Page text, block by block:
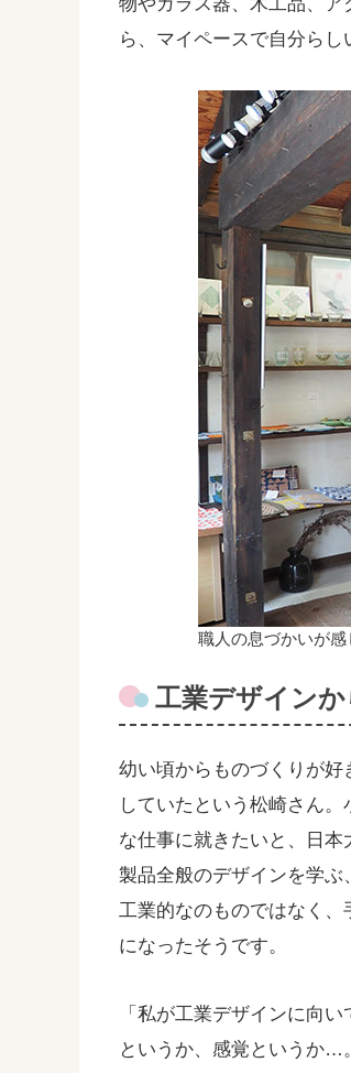
ら、マイペースで自分らし
職人の息づかいが
工業デザイン
幼い頃からものづくりが
していたという松崎さん
な仕事に就きたいと、日
製品全般のデザインを学
工業的なのものではなく、
になったそうです。
「私が工業デザインに向
というか、感覚というか…